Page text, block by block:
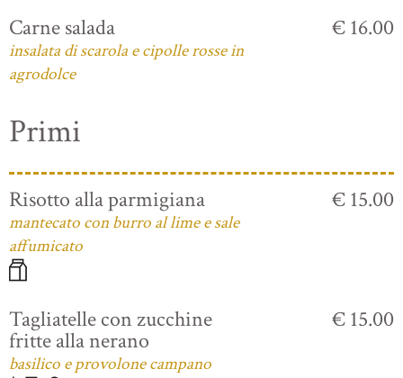
Carne salada
insalata di scarola e cipolle rosse in
agrodolce
€ 16.00
Primi
Risotto alla parmigiana
mantecato con burro al lime e sale
affumicato
€ 15.00
Tagliatelle con zucchine
fritte alla nerano
basilico e provolone campano
€ 15.00